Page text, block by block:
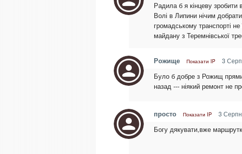
Радила б я кінцеву
Волі в Липини нічим
громадському транспорті
майдану з Теремнівської
Рожище Показати IP 3
Було б добре з Рожищ
назад --- ніякий ремонт не
просто Показати IP 3
Богу дякувати,вже